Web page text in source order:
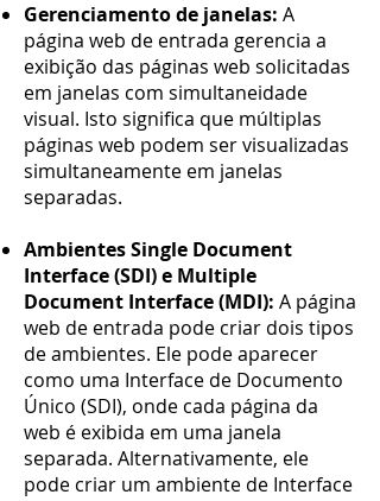
Gerenciamento de janelas: A
página web de entrada gerencia a
exibição das páginas web solicitadas
em janelas com simultaneidade
visual. Isto significa que múltiplas
páginas web podem ser visualizadas
simultaneamente em janelas
separadas.
Ambientes Single Document
Interface (SDI) e Multiple
Document Interface (MDI): A página
web de entrada pode criar dois tipos
de ambientes. Ele pode aparecer
como uma Interface de Documento
Único (SDI), onde cada página da
web é exibida em uma janela
separada. Alternativamente, ele
pode criar um ambiente de Interface